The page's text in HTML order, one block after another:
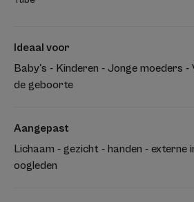
Ideaal voor
Baby's - Kinderen - Jonge moeders -
de geboorte
Aangepast
Lichaam - gezicht - handen - externe
oogleden